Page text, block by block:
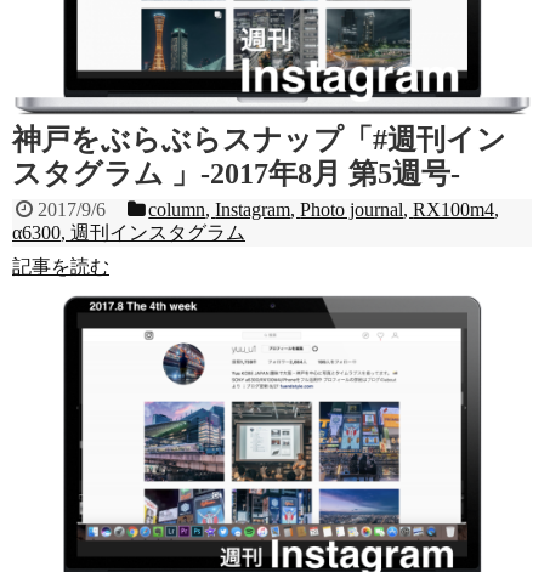
神戸をぶらぶらスナップ「#週刊イン
スタグラム 」-2017年8月 第5週号-
2017/9/6 column,Instagram,Photo journal,RX100m4,
α6300, 週刊インスタグラム
記事を読む